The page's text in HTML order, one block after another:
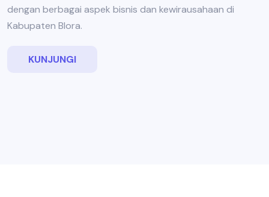
dengan berbagai aspek bisnis dan kewirausahaan di
Kabupaten Blora.
KUNJUNGI